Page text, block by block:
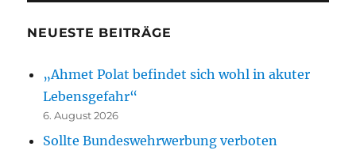
NEUESTE BEITRÄGE
„Ahmet Polat befindet sich wohl in akuter
Lebensgefahr“
6. August 2026
Sollte Bundeswehrwerbung verboten